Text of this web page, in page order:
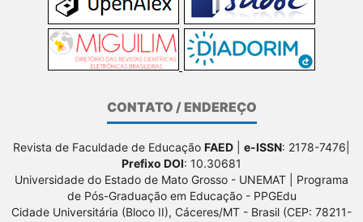
CONTATO / ENDEREÇO
Revista de Faculdade de Educação FAED e-ISSN: 2178-7476|
Prefixo DOI: 10.30681
Universidade do Estado de Mato Grosso - UNEMAT | Programa
de Pós-Graduação em Educação - PPGEdu
Cidade Universitária (Bloco II), Cáceres/MT - Brasil (CEP: 78211-